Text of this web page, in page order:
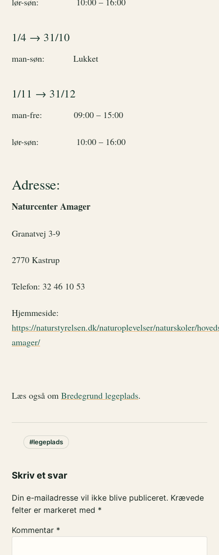
1/4 → 31/10
man-søn: Lukket
1/11 → 31/12
man-fre: 09:00 – 15:00
lør-søn: 10:00 – 16:00
Adresse:
Naturcenter Amager
Granatvej 3-9
2770 Kastrup
Telefon: 32 46 10 53
Hjemmeside:
https://naturstyrelsen.dk/naturoplevelser/naturskoler/
amager/
Læs også om Bredegrund legeplads.
#legeplads
Skriv et svar
Din e-mailadresse vil ikke blive publiceret. Krævede
felter er markeret med *
Kommentar *